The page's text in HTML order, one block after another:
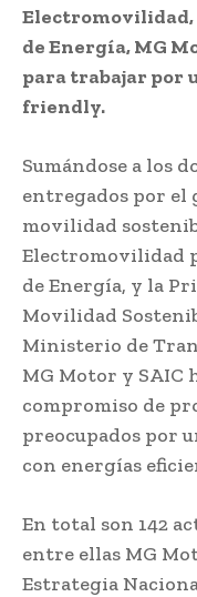
de Energía, MG
para trabajar por
friendly.
Sumándose a los
entregados por el
movilidad
Electromovilidad
de Energía, y la
Movilidad
Ministerio de
MG Motor y SAIC
compromiso de
preocupados por
con energías
En total son 142
entre ellas MG
Estrategia